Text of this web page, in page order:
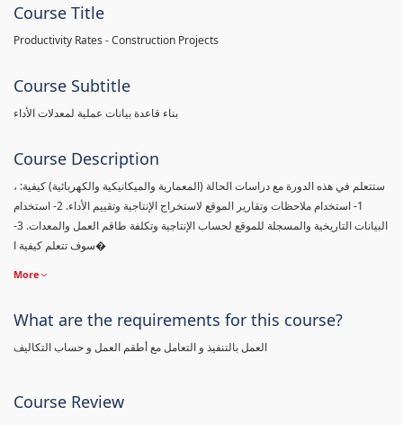
Course Title
Productivity Rates - Construction Projects
Course Subtitle
بناء قاعدة بيانات عملية لمعدلات الأداء
Course Description
، ستتعلم في هذه الدورة مع دراسات الحالة (المعمارية والميكانيكية والكهربائية) كيفية:
1- استخدام ملاحظات وتقارير الموقع لاستخراج الإنتاجية وتقييم الأداء. 2- استخدام
البيانات التاريخية والمسجلة للموقع لحساب الإنتاجية وتكلفة طاقم العمل والمعدات. 3-
سوف تتعلم كيفية ا�
More
What are the requirements for this course?
العمل بالتنفيذ و التعامل مع أطقم العمل و حساب التكاليف
Course Review